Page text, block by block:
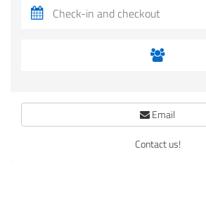
Email
Contact us!